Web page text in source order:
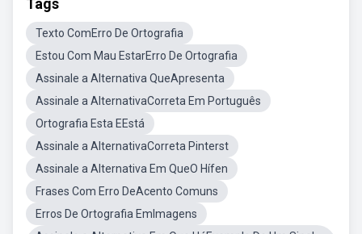
Tags
Texto ComErro De Ortografia
Estou Com Mau EstarErro De Ortografia
Assinale a Alternativa QueApresenta
Assinale a AlternativaCorreta Em Português
Ortografia Esta EEstá
Assinale a AlternativaCorreta Pinterst
Assinale a Alternativa Em QueO Hífen
Frases Com Erro DeAcento Comuns
Erros De Ortografia EmImagens